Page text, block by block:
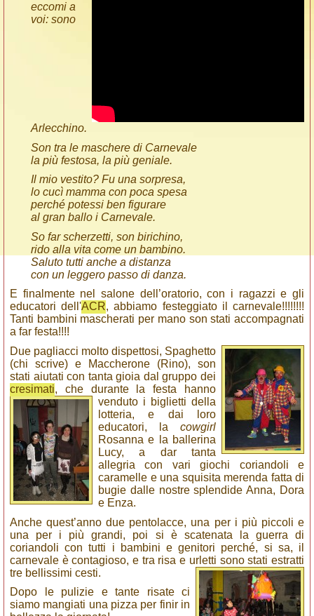
eccomi a
voi: sono
Arlecchino.
Son tra le maschere di Carnevale
la più festosa, la più geniale.
Il mio vestito? Fu una sorpresa,
lo cucì mamma con poca spesa
perché potessi ben figurare
al gran ballo i Carnevale.
So far scherzetti, son birichino,
rido alla vita come un bambino.
Saluto tutti anche a distanza
con un leggero passo di danza.
E finalmente nel salone dell’oratorio, con i ragazzi e gli
educatori dell'ACR, abbiamo festeggiato il carnevale!!!!!!!!
Tanti bambini mascherati per mano son stati accompagnati
a far festa!!!!
Due pagliacci molto dispettosi, Spaghetto
(chi scrive) e Maccherone (Rino), son
stati aiutati con tanta gioia dal gruppo dei
cresimati, che durante la festa hanno
venduto i biglietti della
lotteria, e dai loro
educatori, la cowgirl
Rosanna e la ballerina
Lucy, a dar tanta
allegria con vari giochi coriandoli e
caramelle e una squisita merenda fatta di
bugie dalle nostre splendide Anna, Dora
e Enza.
Anche quest’anno due pentolacce, una per i più piccoli e
una per i più grandi, poi si è scatenata la guerra di
coriandoli con tutti i bambini e genitori perché, si sa, il
carnevale è contagioso, e tra risa e urletti sono stati estratti
tre bellissimi cesti.
Dopo le pulizie e tante risate ci
siamo mangiati una pizza per finir in